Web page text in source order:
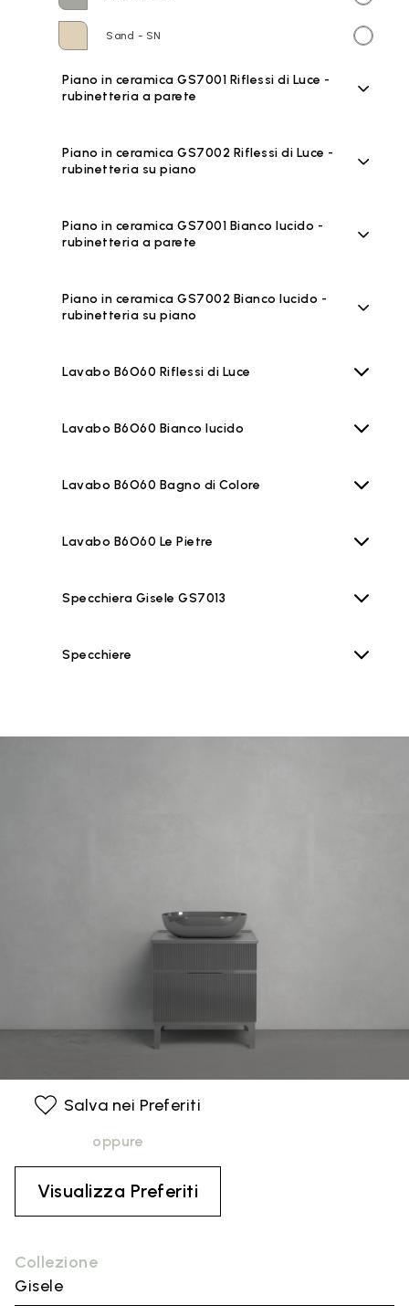
Sand - SN
Piano in ceramica GS7001 Riflessi di Luce -
rubinetteria a parete
Piano in ceramica GS7002 Riflessi di Luce -
rubinetteria su piano
Piano in ceramica GS7001 Bianco lucido -
rubinetteria a parete
Piano in ceramica GS7002 Bianco lucido -
rubinetteria su piano
Lavabo B6O60 Riflessi di Luce
Lavabo B6O60 Bianco lucido
Lavabo B6O60 Bagno di Colore
Lavabo B6O60 Le Pietre
Specchiera Gisele GS7013
Specchiere
Collezione
Gisele
Salva nei Preferiti
oppure
Visualizza Preferiti